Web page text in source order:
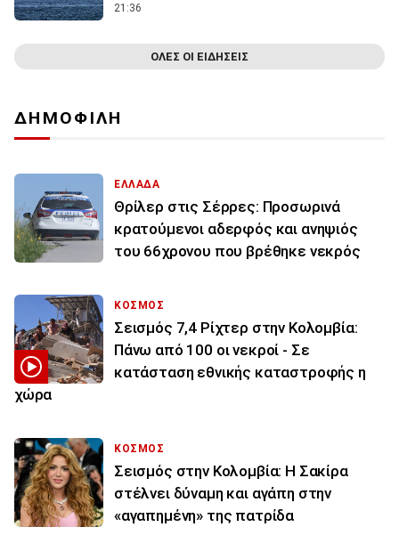
21:36
ΟΛΕΣ ΟΙ ΕΙΔΗΣΕΙΣ
ΔΗΜΟΦΙΛΗ
ΕΛΛΑΔΑ
Θρίλερ στις Σέρρες: Προσωρινά
κρατούμενοι αδερφός και ανηψιός
του 66χρονου που βρέθηκε νεκρός
ΚΟΣΜΟΣ
Σεισμός 7,4 Ρίχτερ στην Κολομβία:
Πάνω από 100 οι νεκροί - Σε
κατάσταση εθνικής καταστροφής η
χώρα
ΚΟΣΜΟΣ
Σεισμός στην Κολομβία: Η Σακίρα
στέλνει δύναμη και αγάπη στην
«αγαπημένη» της πατρίδα